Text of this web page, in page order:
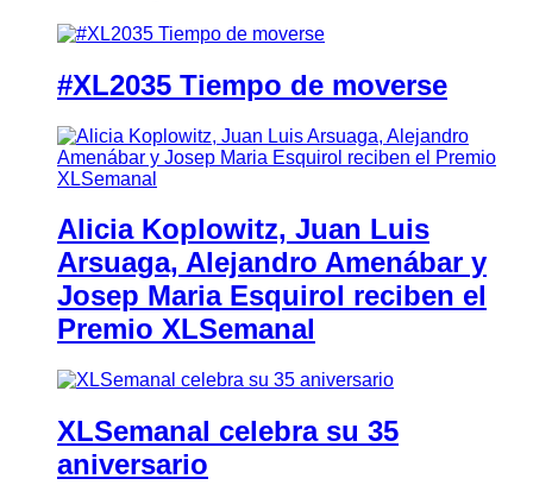
#XL2035 Tiempo de moverse
Alicia Koplowitz, Juan Luis
Arsuaga, Alejandro Amenábar y
Josep Maria Esquirol reciben el
Premio XLSemanal
XLSemanal celebra su 35
aniversario